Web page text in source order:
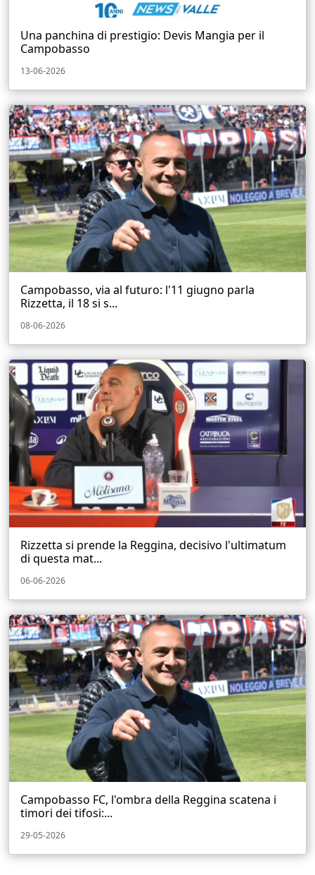
Una panchina di prestigio: Devis Mangia per il
Campobasso
13-06-2026
Campobasso, via al futuro: l'11 giugno parla
Rizzetta, il 18 si s...
08-06-2026
Rizzetta si prende la Reggina, decisivo l'ultimatum
di questa mat...
06-06-2026
Campobasso FC, l'ombra della Reggina scatena i
timori dei tifosi:...
29-05-2026